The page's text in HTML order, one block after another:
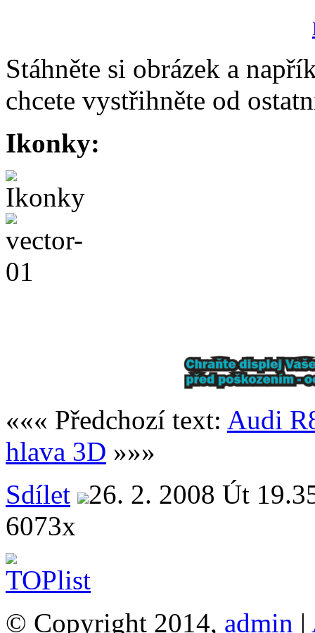
Stáhněte si obrázek a
chcete vystřihněte od
Ikonky:
««« Předchozí text: Audi
hlava 3D »»»
Sdílet
26. 2. 2008 Út
6073x
© Copyright 2014, admin |